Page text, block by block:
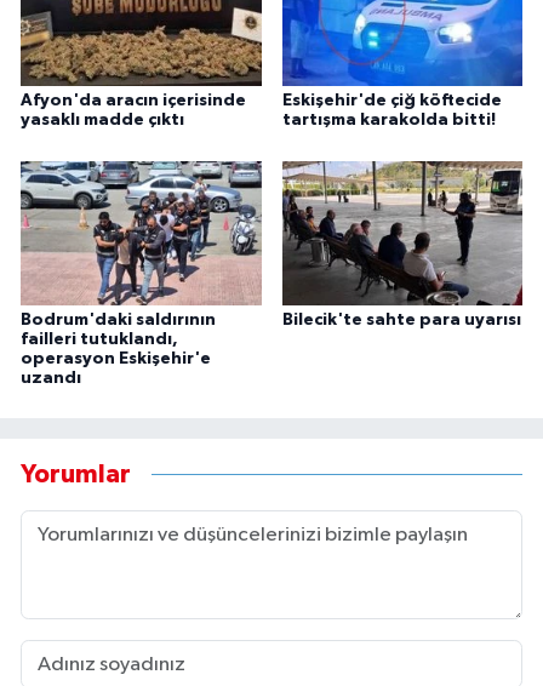
Afyon'da aracın içerisinde
yasaklı madde çıktı
Eskişehir'de çiğ köftecide
tartışma karakolda bitti!
Bodrum'daki saldırının
failleri tutuklandı,
operasyon Eskişehir'e
uzandı
Bilecik'te sahte para uyarısı
Yorumlar